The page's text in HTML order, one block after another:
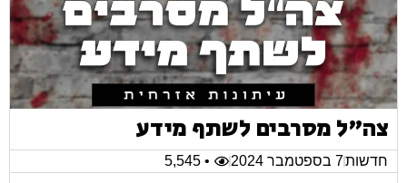
צה"ל מסרבים לשתף מידע
חדשות7 בספטמבר 2024
• 5,545